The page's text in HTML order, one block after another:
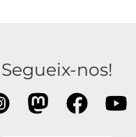
Segueix-nos!